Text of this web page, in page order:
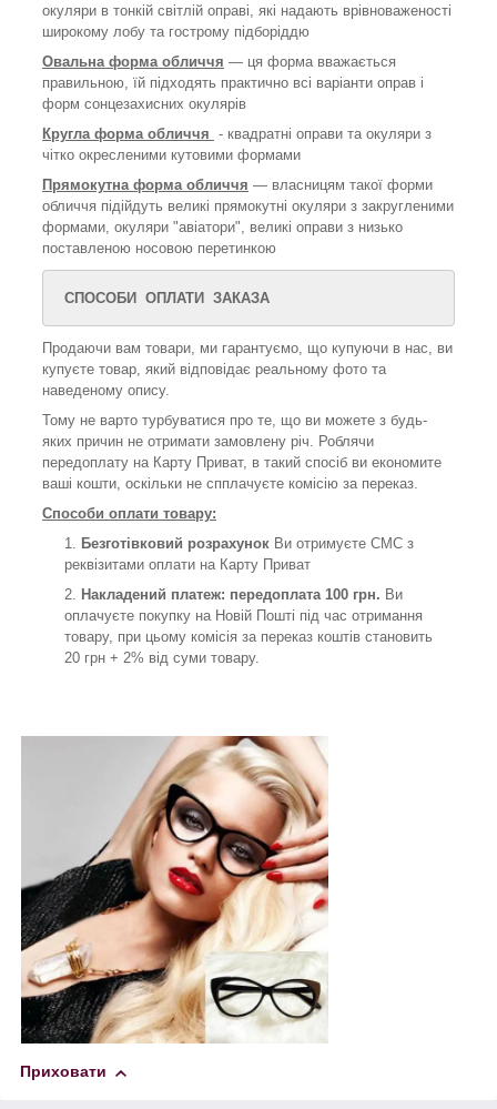
окуляри в тонкій світлій оправі, які надають врівноваженості
широкому лобу та гострому підборіддю
Овальна форма обличчя — ця форма вважається
правильною, їй підходять практично всі варіанти оправ і
форм сонцезахисних окулярів
Кругла форма обличчя - квадратні оправи та окуляри з
чітко окресленими кутовими формами
Прямокутна форма обличчя — власницям такої форми
обличчя підійдуть великі прямокутні окуляри з закругленими
формами, окуляри "авіатори", великі оправи з низько
поставленою носовою перетинкою
СПОСОБИ ОПЛАТИ ЗАКАЗА
Продаючи вам товари, ми гарантуємо, що купуючи в нас, ви
купуєте товар, який відповідає реальному фото та
наведеному опису.
Тому не варто турбуватися про те, що ви можете з будь-
яких причин не отримати замовлену річ. Роблячи
передоплату на Карту Приват, в такий спосіб ви економите
ваші кошти, оскільки не спплачуєте комісію за переказ.
Способи оплати товару:
Безготівковий розрахунок Ви отримуєте СМС з
реквізитами оплати на Карту Приват
Накладений платеж: передоплата 100 грн. Ви
оплачуєте покупку на Новій Пошті під час отримання
товару, при цьому комісія за переказ коштів становить
20 грн + 2% від суми товару.
Приховати